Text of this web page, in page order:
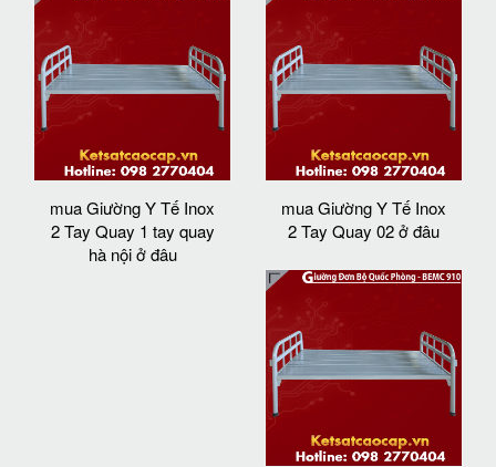
mua Giường Y Tế Inox
2 Tay Quay 1 tay quay
hà nội ở đâu
mua Giường Y Tế Inox
2 Tay Quay 02 ở đâu